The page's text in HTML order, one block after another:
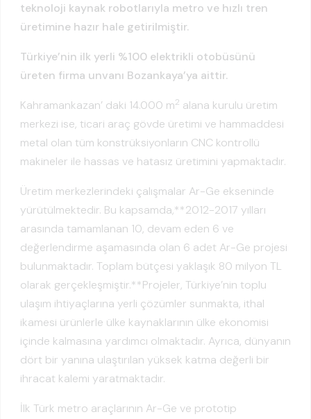
teknoloji kaynak robotlarıyla metro ve hızlı tren
üretimine hazır hale getirilmiştir.
Türkiye’nin ilk yerli %100 elektrikli otobüsünü
üreten firma unvanı Bozankaya’ya aittir.
Kahramankazan’ daki 14.000 m2 alana kurulu üretim
merkezi ise, ticari araç gövde üretimi ve hammaddesi
metal olan tüm konstrüksiyonların CNC kontrollü
makineler ile hassas ve hatasız üretimini yapmaktadır.
Üretim merkezlerindeki çalışmalar Ar-Ge ekseninde
yürütülmektedir. Bu kapsamda,**2012-2017 yılları
arasında tamamlanan 10, devam eden 6 ve
değerlendirme aşamasında olan 6 adet Ar-Ge projesi
bulunmaktadır. Toplam bütçesi yaklaşık 80 milyon TL
olarak gerçekleşmiştir.**Projeler, Türkiye’nin toplu
ulaşım ihtiyaçlarına yerli çözümler sunmakta, ithal
ikamesi ürünlerle ülke kaynaklarının ülke ekonomisi
içinde kalmasına yardımcı olmaktadır. Ayrıca, dünyanın
dört bir yanına ulaştırılan yüksek katma değerli bir
ihracat kalemi yaratmaktadır.
İlk Türk metro araçlarının Ar-Ge ve prototip